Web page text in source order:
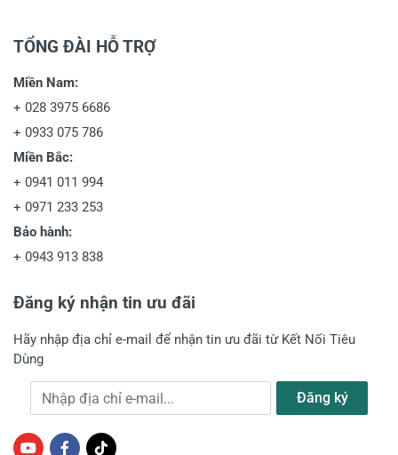
TỔNG ĐÀI HỖ TRỢ
Miền Nam:
+ 028 3975 6686
+ 0933 075 786
Miền Bắc:
+ 0941 011 994
+ 0971 233 253
Bảo hành:
+ 0943 913 838
Đăng ký nhận tin ưu đãi
Hãy nhập địa chỉ e-mail để nhận tin ưu đãi từ Kết Nối Tiêu
Dùng
Địa chỉ e-mail Đăng ký